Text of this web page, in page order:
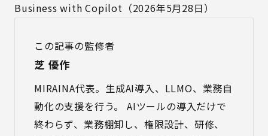
Business with Copilot（2026年5月28日）
この記事の監修者
芝 優作
MIRAINA代表。生成AI導入、LLMO、業務自
動化の支援を行う。 AIツールの導入だけで
終わらず、業務棚卸し、権限設計、研修、